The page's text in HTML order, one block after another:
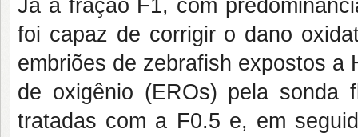
Já a fração F1, com
foi capaz de corrigir o dano
embriões de zebrafish expostos a
de oxigênio (EROs) pela sonda
tratadas com a F0.5 e, em